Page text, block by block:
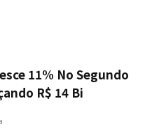
11% No Segundo
R$ 14 Bi